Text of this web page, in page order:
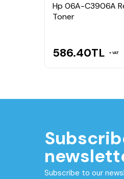
Hp 06A-C3906A
Toner
586.40TL VAT
Subscribe to our